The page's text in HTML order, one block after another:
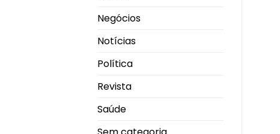
Negócios
Notícias
Política
Revista
Saúde